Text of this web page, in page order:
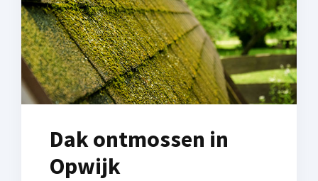
Dak ontmossen in
Opwijk